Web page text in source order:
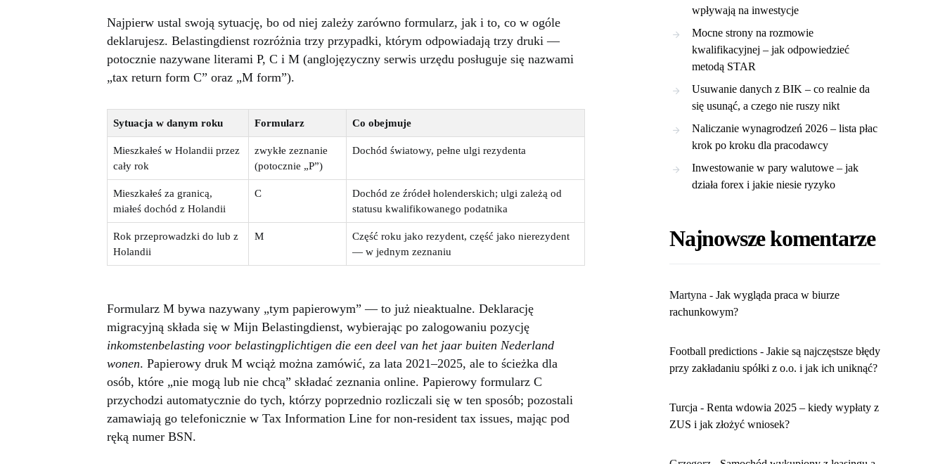
Najpierw ustal swoją sytuację, bo od niej zależy zarówno formularz, jak i to, co w ogóle
deklarujesz. Belastingdienst rozróżnia trzy przypadki, którym odpowiadają trzy druki —
potocznie nazywane literami P, C i M (anglojęzyczny serwis urzędu posługuje się nazwami
„tax return form C” oraz „M form”).
Sytuacja w danym roku Formularz Co obejmuje
Mieszkałeś w Holandii przez
cały rok
zwykłe zeznanie
(potocznie „P”)
Dochód światowy, pełne ulgi rezydenta
Mieszkałeś za granicą,
miałeś dochód z Holandii
C
Dochód ze źródeł holenderskich; ulgi zależą od
statusu kwalifikowanego podatnika
Rok przeprowadzki do lub z
Holandii
M
Część roku jako rezydent, część jako nierezydent
— w jednym zeznaniu
Formularz M bywa nazywany „tym papierowym” — to już nieaktualne. Deklarację
migracyjną składa się w Mijn Belastingdienst, wybierając po zalogowaniu pozycję
inkomstenbelasting voor belastingplichtigen die een deel van het jaar buiten Nederland
wonen. Papierowy druk M wciąż można zamówić, za lata 2021–2025, ale to ścieżka dla
osób, które „nie mogą lub nie chcą” składać zeznania online. Papierowy formularz C
przychodzi automatycznie do tych, którzy poprzednio rozliczali się w ten sposób; pozostali
zamawiają go telefonicznie w Tax Information Line for non-resident tax issues, mając pod
ręką numer BSN.
wpływają na inwestycje
Mocne strony na rozmowie
kwalifikacyjnej – jak odpowiedzieć
metodą STAR
Usuwanie danych z BIK – co realnie da
się usunąć, a czego nie ruszy nikt
Naliczanie wynagrodzeń 2026 – lista płac
krok po kroku dla pracodawcy
Inwestowanie w pary walutowe – jak
działa forex i jakie niesie ryzyko
Najnowsze komentarze
Martyna - ​Jak wygląda praca w biurze
rachunkowym?
Football predictions - Jakie są najczęstsze błędy
przy zakładaniu spółki z o.o. i jak ich uniknąć?
Turcja - Renta wdowia 2025 – kiedy wypłaty z
ZUS i jak złożyć wniosek?